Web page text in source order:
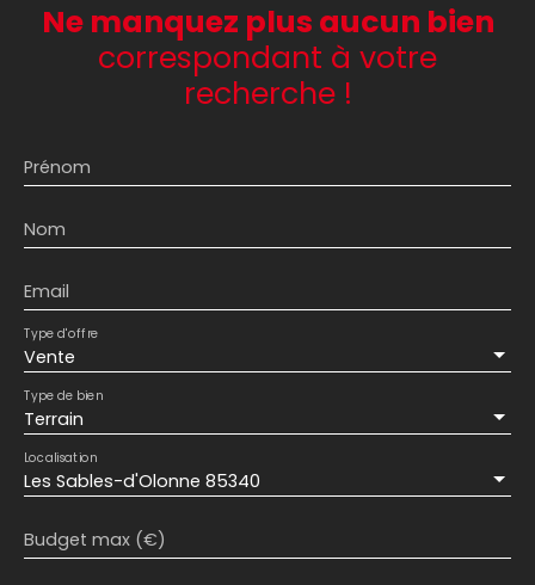
Ne manquez plus aucun bien
correspondant à votre
recherche !
Prénom
Nom
Email
Vente
Type d'offre
Terrain
Type de bien
Les Sables-d'Olonne 85340
Localisation
Budget max (€)